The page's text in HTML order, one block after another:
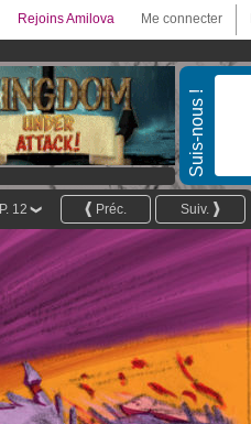
Me connecter
Rejoins Amilova
Suis-nous !
Suiv.
Préc.
P. 12